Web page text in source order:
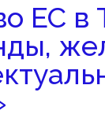
ЕС в